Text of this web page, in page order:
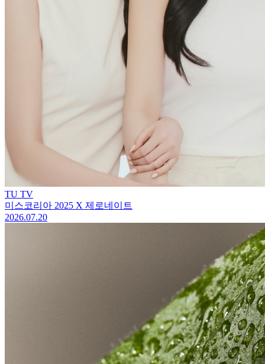
TU TV
미스코리아 2025 X 제로네이트
2026.07.20